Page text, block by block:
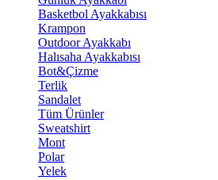
Basketbol Ayakkabısı
Krampon
Outdoor Ayakkabı
Halısaha Ayakkabısı
Bot&Çizme
Terlik
Sandalet
Tüm Ürünler
Sweatshirt
Mont
Polar
Yelek